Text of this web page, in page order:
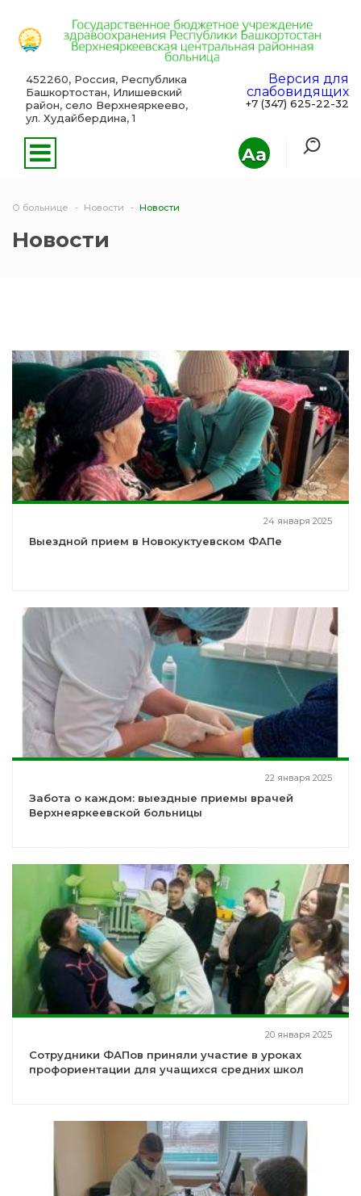
Aa
452260, Россия, Республика
Башкортостан, Илишевский
район, село Верхнеяркеево,
ул. Худайбердина, 1
Версия для
слабовидящих
+7 (347) 625-22-32
О больнице Новости Новости
Новости
24 января 2025
Выездной прием в Новокуктуевском ФАПе
22 января 2025
Забота о каждом: выездные приемы врачей
Верхнеяркеевской больницы
20 января 2025
Сотрудники ФАПов приняли участие в уроках
профориентации для учащихся средних школ